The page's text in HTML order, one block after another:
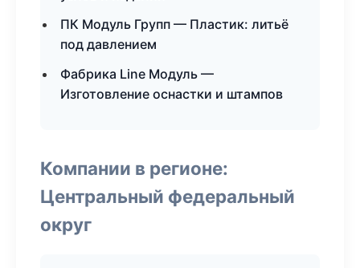
ПК Модуль Групп — Пластик: литьё
под давлением
Фабрика Line Модуль —
Изготовление оснастки и штампов
Компании в регионе:
Центральный федеральный
округ